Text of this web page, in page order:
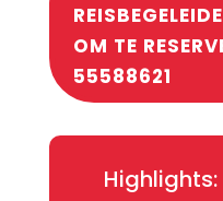
OM TE
55588621
Highlights: